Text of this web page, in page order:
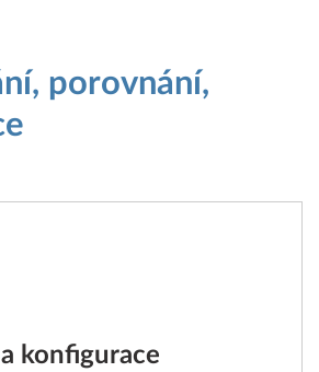
porovnání,
konfigurace